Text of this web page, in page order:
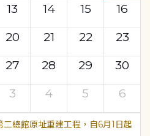
13 14 15
16
20 21 22
23
27 28 29
30
3 4 5 6
總館原址重建工程，自6月1日起